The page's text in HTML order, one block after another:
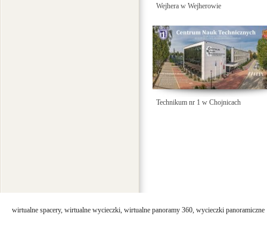
Wejhera w Wejherowie
Technikum nr 1 w Chojnicach
wirtualne spacery, wirtualne wycieczki, wirtualne panoramy 360, wycieczki panoramiczne